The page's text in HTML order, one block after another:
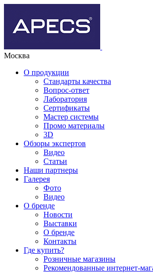
Москва
О продукции
Стандарты качества
Вопрос-ответ
Лаборатория
Сертификаты
Мастер системы
Промо материалы
3D
Обзоры экспертов
Видео
Статьи
Наши партнеры
Галерея
Фото
Видео
О бренде
Новости
Выставки
О бренде
Контакты
Где купить?
Розничные магазины
Рекомендованные интернет-